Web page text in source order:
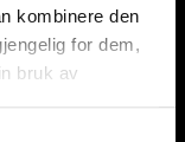
kombinere den
for dem,
bruk av